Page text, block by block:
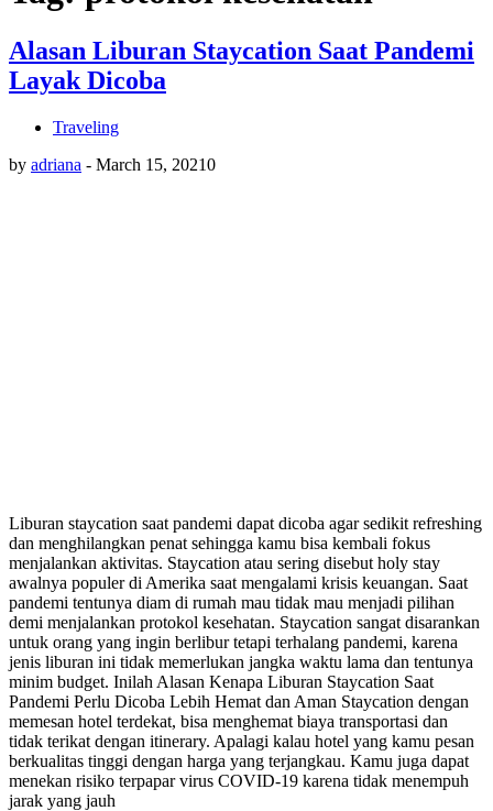
Alasan Liburan Staycation Saat Pandemi
Layak Dicoba
Traveling
by adriana - March 15, 20210
Liburan staycation saat pandemi dapat dicoba agar sedikit refreshing
dan menghilangkan penat sehingga kamu bisa kembali fokus
menjalankan aktivitas. Staycation atau sering disebut holy stay
awalnya populer di Amerika saat mengalami krisis keuangan. Saat
pandemi tentunya diam di rumah mau tidak mau menjadi pilihan
demi menjalankan protokol kesehatan. Staycation sangat disarankan
untuk orang yang ingin berlibur tetapi terhalang pandemi, karena
jenis liburan ini tidak memerlukan jangka waktu lama dan tentunya
minim budget. Inilah Alasan Kenapa Liburan Staycation Saat
Pandemi Perlu Dicoba Lebih Hemat dan Aman Staycation dengan
memesan hotel terdekat, bisa menghemat biaya transportasi dan
tidak terikat dengan itinerary. Apalagi kalau hotel yang kamu pesan
berkualitas tinggi dengan harga yang terjangkau. Kamu juga dapat
menekan risiko terpapar virus COVID-19 karena tidak menempuh
jarak yang jauh